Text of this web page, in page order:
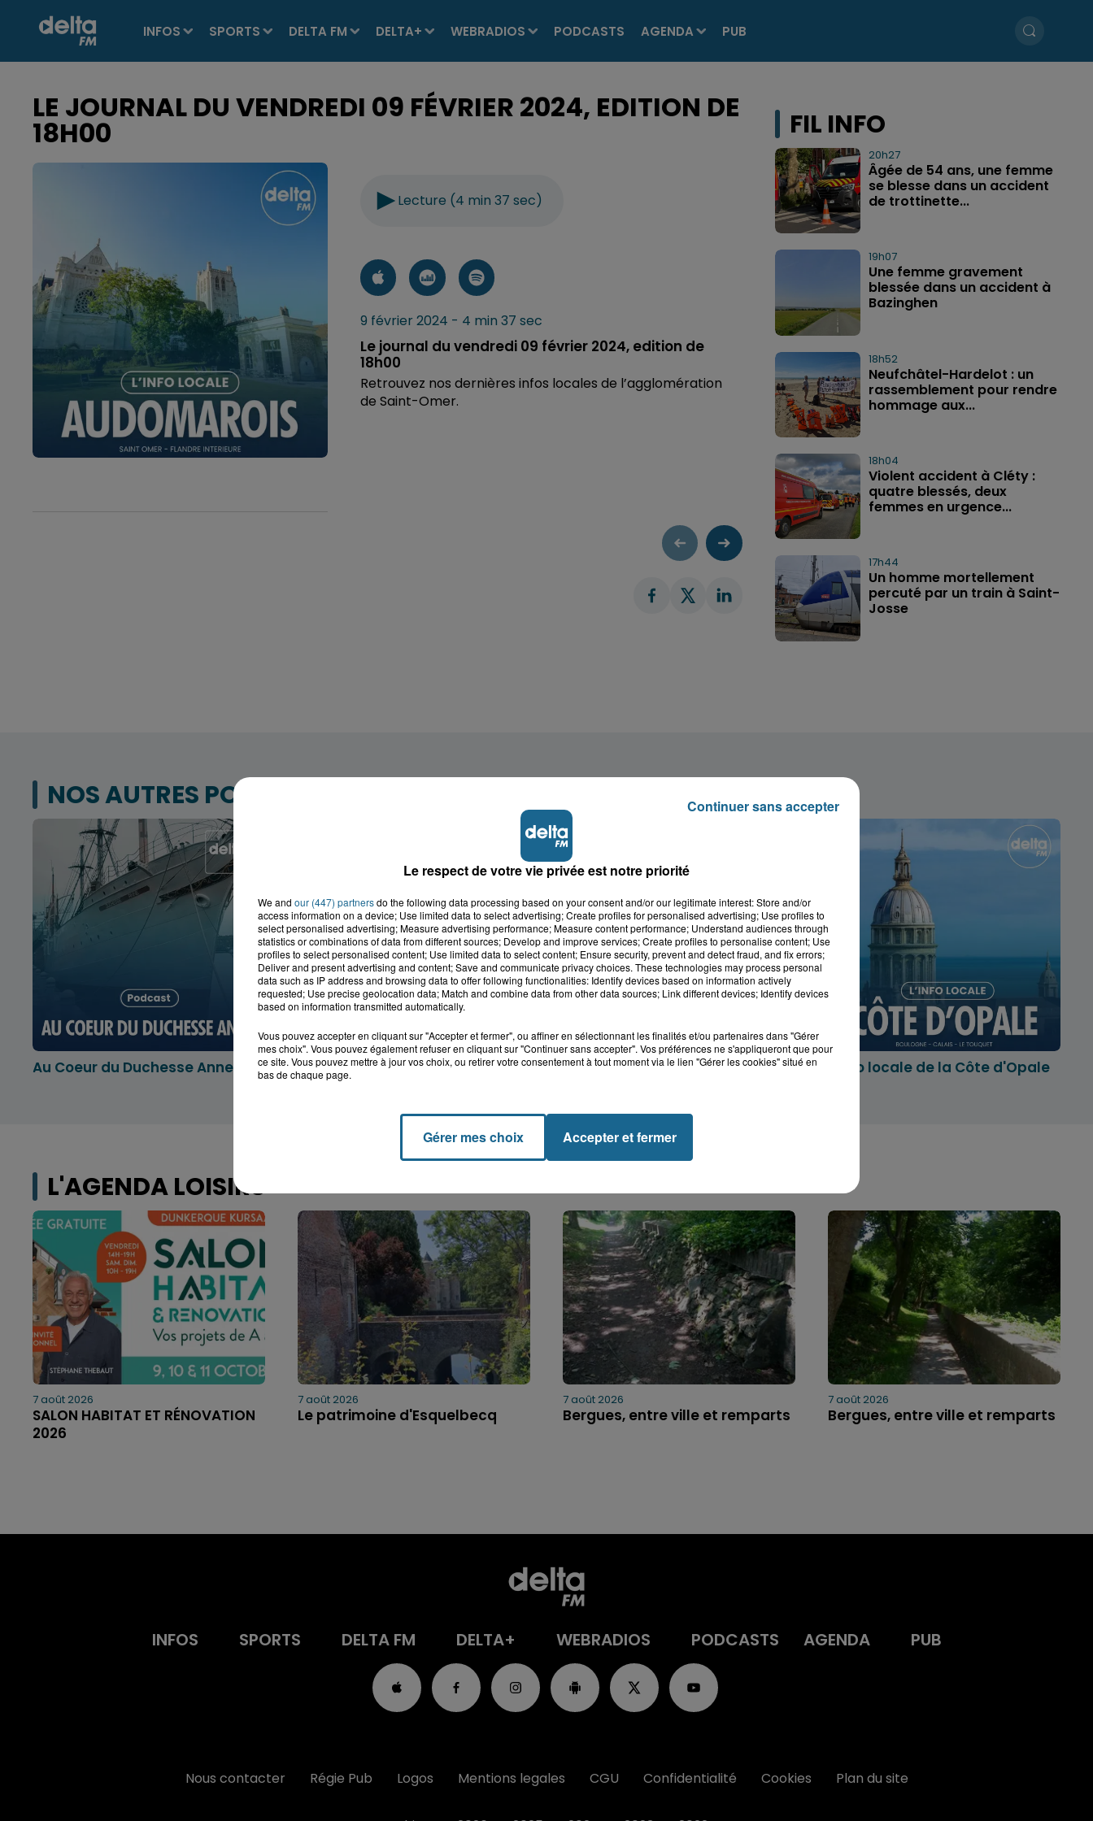
INFOS SPORTS DELTA FM DELTA+ WEBRADIOS PODCASTS AGENDA PUB
LE JOURNAL DU VENDREDI 09 FÉVRIER 2024, EDITION DE
18H00
Lecture (4 min 37 sec)
9 février 2024 - 4 min 37 sec
Le journal du vendredi 09 février 2024, edition de
18h00
Retrouvez nos dernières infos locales de l’agglomération
de Saint-Omer.
FIL INFO
20h27
Âgée de 54 ans, une femme
se blesse dans un accident
de trottinette...
19h07
Une femme gravement
blessée dans un accident à
Bazinghen
18h52
Neufchâtel-Hardelot : un
rassemblement pour rendre
hommage aux...
18h04
Violent accident à Cléty :
quatre blessés, deux
femmes en urgence...
17h44
Un homme mortellement
percuté par un train à Saint-
Josse
NOS AUTRES PODCASTS
Au Coeur du Duchesse Anne
L'info locale dans le
Dunkerquois
L'info locale de l'Audomarois L'info locale de la Côte d'Opale
L'AGENDA LOISIRS
7 août 2026
SALON HABITAT ET RÉNOVATION
2026
7 août 2026
Le patrimoine d'Esquelbecq
7 août 2026
Bergues, entre ville et remparts
7 août 2026
Bergues, entre ville et remparts
INFOS SPORTS DELTA FM DELTA+ WEBRADIOS PODCASTS AGENDA PUB
Nous contacter Régie Pub Logos Mentions legales CGU Confidentialité Cookies Plan du site
Le respect de votre vie privée est notre priorité
We and our (447) partnersdo the following data processing based on your consent and/or our legitimate interest: Store and/or
access information on a device; Use limited data to select advertising; Create profiles for personalised advertising; Use profiles to
select personalised advertising; Measure advertising performance; Measure content performance; Understand audiences through
statistics or combinations of data from different sources; Develop and improve services; Create profiles to personalise content; Use
profiles to select personalised content; Use limited data to select content; Ensure security, prevent and detect fraud, and fix errors;
Deliver and present advertising and content; Save and communicate privacy choices. These technologies may process personal
data such as IP address and browsing data to offer following functionalities: Identify devices based on information actively
requested; Use precise geolocation data; Match and combine data from other data sources; Link different devices; Identify devices
based on information transmitted automatically.
Vous pouvez accepter en cliquant sur "Accepter et fermer", ou affiner en sélectionnant les finalités et/ou partenaires dans "Gérer
mes choix". Vous pouvez également refuser en cliquant sur "Continuer sans accepter". Vos préférences ne s'appliqueront que pour
ce site. Vous pouvez mettre à jour vos choix, ou retirer votre consentement à tout moment via le lien "Gérer les cookies" situé en
bas de chaque page.
Gérer mes choix Accepter et fermer
Continuer sans accepter